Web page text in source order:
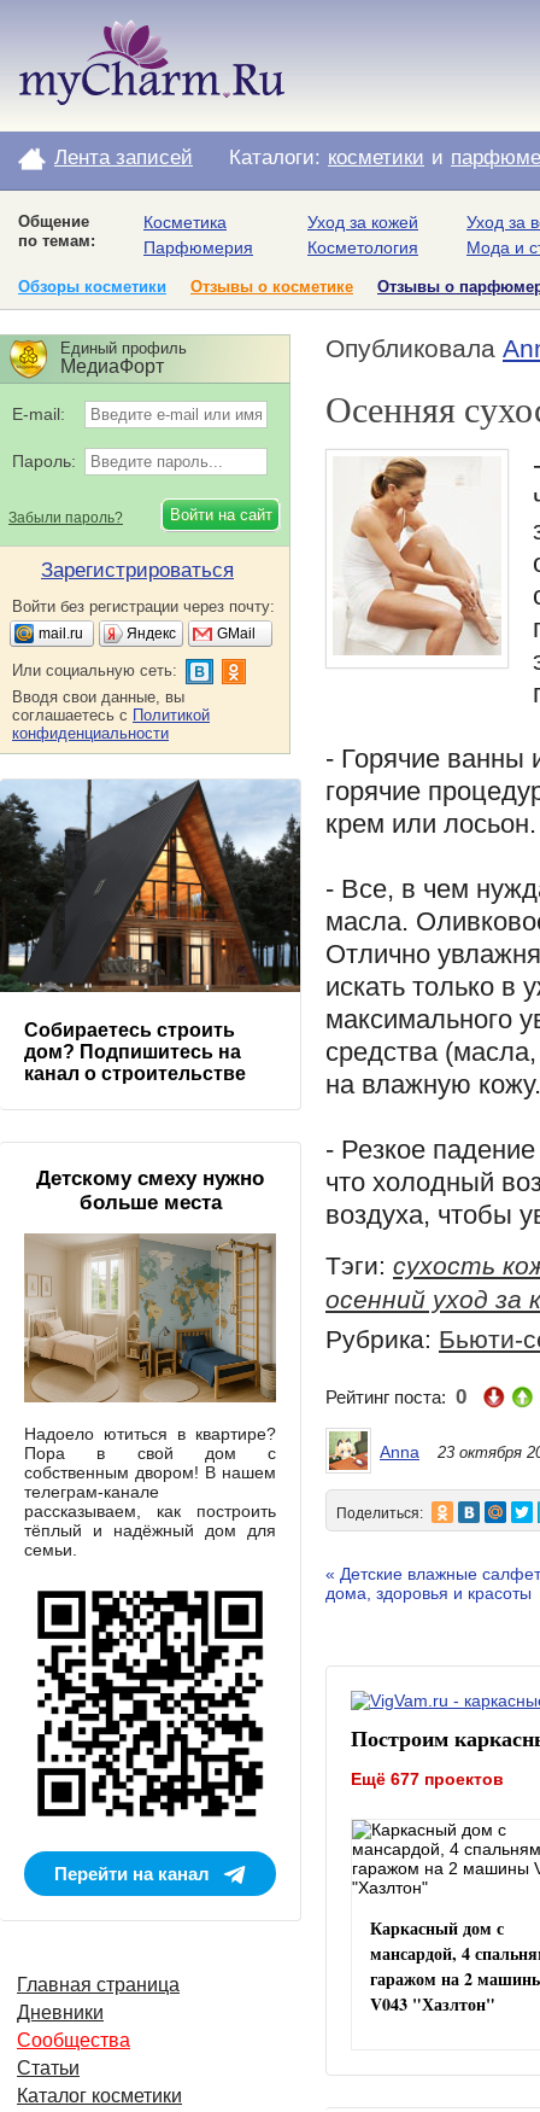
Лента записей Каталоги: косметики и
Общение
по темам:
Косметика
Парфюмерия
Уход за кожей
Косметология
Уход за
Мода и
Обзоры косметики Отзывы о косметике Отзывы о
Опубликовала
Осенняя
- Горячие ванны
горячие
крем или
- Все, в чем
масла.
Отлично
искать только в
максимального
средства
на влажную кожу.
- Резкое
что холодный
воздуха, чтобы
Тэги: сухость
осенний уход за
Рубрика: Бьюти-
Рейтинг поста: 0
Anna 23 октября
Поделиться:
« Детские влажные
дома, здоровья и красоты
Построим
Ещё 677 проектов
Каркасный дом с
мансардой, 4
гаражом на 2
V043 "Хазлтон"
Единый профиль
МедиаФорт
E-mail:
Пароль:
Забыли пароль?
Зарегистрироваться
Войти без регистрации через почту:
mail.ru Яндекс GMail
Или социальную сеть:
Вводя свои данные, вы
соглашаетесь с Политикой
конфиденциальности
Собираетесь строить
дом? Подпишитесь на
канал о строительстве
Детскому смеху нужно
больше места
Надоело ютиться в квартире?
Пора в свой дом с
собственным двором! В нашем
телеграм-канале
рассказываем, как построить
тёплый и надёжный дом для
семьи.
Перейти на канал
Главная страница
Дневники
Сообщества
Статьи
Каталог косметики